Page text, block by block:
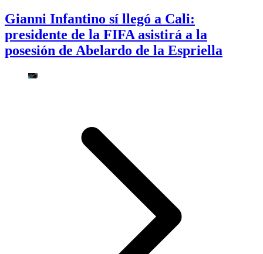
Gianni Infantino sí llegó a Cali:
presidente de la FIFA asistirá a la
posesión de Abelardo de la Espriella